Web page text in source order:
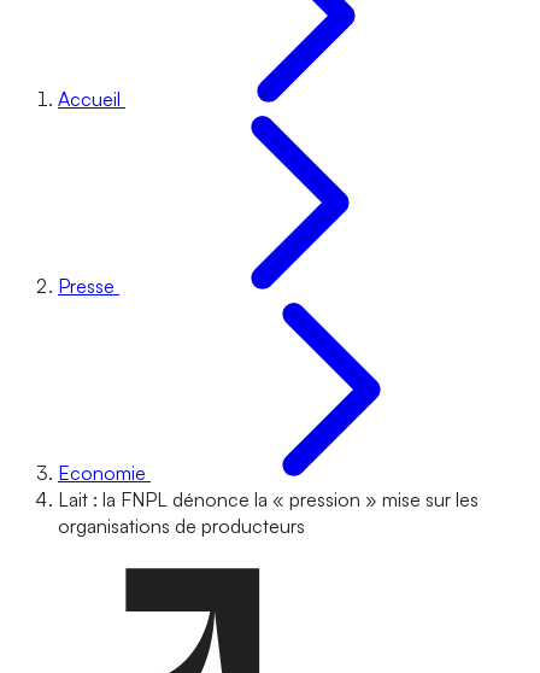
Accueil
Presse
Economie
Lait : la FNPL dénonce la « pression » mise sur les
organisations de producteurs